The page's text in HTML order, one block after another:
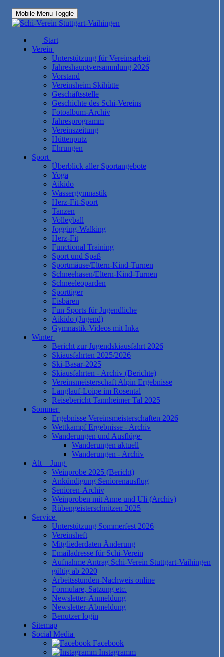
Mobile Menu Toggle
Start
Verein
Unterstützung für Vereinsarbeit
Jahreshauptversammlung 2026
Vorstand
Vereinsheim Skihütte
Geschäftsstelle
Geschichte des Schi-Vereins
Fotoalbum-Archiv
Jahresprogramm
Vereinszeitung
Hüttenputz
Ehrungen
Sport
Überblick aller Sportangebote
Yoga
Aikido
Wassergymnastik
Herz-Fit-Sport
Tanzen
Volleyball
Jogging-Walking
Herz-Fit
Functional Training
Sport und Spaß
Sportmäuse/Eltern-Kind-Turnen
Schneehasen/Eltern-Kind-Turnen
Schneeleoparden
Sporttiger
Eisbären
Fun Sports für Jugendliche
Aikido (Jugend)
Gymnastik-Videos mit Inka
Winter
Bericht zur Jugendskiausfahrt 2026
Skiausfahrten 2025/2026
Ski-Basar-2025
Skiausfahrten - Archiv (Berichte)
Vereinsmeisterschaft Alpin Ergebnisse
Langlauf-Loipe im Rosental
Reisebericht Tannheimer Tal 2025
Sommer
Ergebnisse Vereinsmeisterschaften 2026
Wettkampf Ergebnisse - Archiv
Wanderungen und Ausflüge
Wanderungen aktuell
Wanderungen - Archiv
Alt + Jung
Weinprobe 2025 (Bericht)
Ankündigung Seniorenausflug
Senioren-Archiv
Weinproben mit Anne und Uli (Archiv)
Rübengeisterschnitzen 2025
Service
Unterstützung Sommerfest 2026
Vereinsheft
Mitgliederdaten Änderung
Emailadresse für Schi-Verein
Aufnahme Antrag Schi-Verein Stuttgart-Vaihingen
gültig ab 2020
Arbeitsstunden-Nachweis online
Formulare, Satzung etc.
Newsletter-Anmeldung
Newsletter-Abmeldung
Benutzer login
Sitemap
Social Media
Facebook
Instagramm